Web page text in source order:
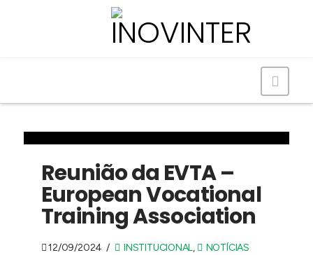
Reunião da EVTA –
European Vocational
Training Association
12/09/2024 INSTITUCIONAL, NOTÍCIAS